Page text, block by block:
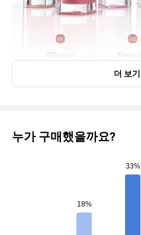
더 보기
누가 구매했을까요?
18%
33%